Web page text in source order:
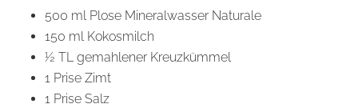
500 ml Plose Mineralwasser Naturale
150 ml Kokosmilch
½ TL gemahlener Kreuzkümmel
1 Prise Zimt
1 Prise Salz